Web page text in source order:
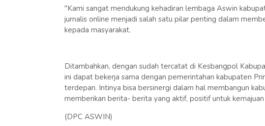
"Kami sangat mendukung kehadiran lembaga Aswin
jurnalis online menjadi salah satu pilar penting dalam
kepada masyarakat.
Ditambahkan, dengan sudah tercatat di Kesbangpol
ini dapat bekerja sama dengan pemerintahan kabupaten
terdepan. Intinya bisa bersinergi dalam hal membangun
memberikan berita- berita yang aktif, positif untuk
(DPC ASWIN)